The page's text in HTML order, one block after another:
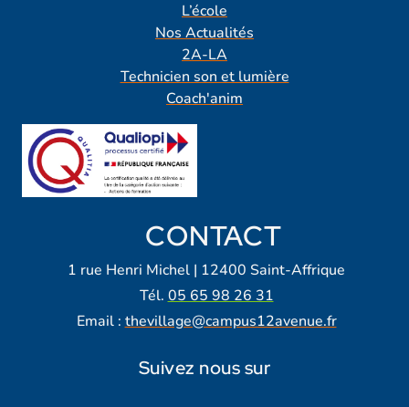
L’école
Nos Actualités
2A-LA
Technicien son et lumière
Coach'anim
CONTACT
1 rue Henri Michel | 12400 Saint-Affrique
Tél. 05 65 98 26 31
Email : thevillage@campus12avenue.fr
Suivez nous sur